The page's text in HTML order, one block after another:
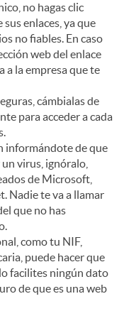
no hagas clic
enlaces, ya que
no fiables. En caso
web del enlace
a la empresa que te
cámbialas de
para acceder a cada
informándote de que
virus, ignóralo,
de Microsoft,
Nadie te va a llamar
que no has
como tu NIF,
puede hacer que
facilites ningún dato
de que es una web